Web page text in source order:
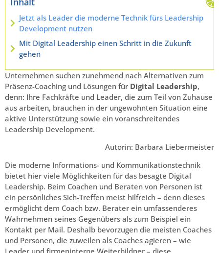
Jetzt als Leader die moderne Technik fürs Leadership
Development nutzen
Mit Digital Leadership einen Schritt in die Zukunft
gehen
Unternehmen suchen zunehmend nach Alternativen zum
Präsenz-Coaching und Lösungen für Digital Leadership,
denn: Ihre Fachkräfte und Leader, die zum Teil von Zuhause
aus arbeiten, brauchen in der ungewohnten Situation eine
aktive Unterstützung sowie ein voranschreitendes
Leadership Development.
Autorin: Barbara Liebermeister
Die moderne Informations- und Kommunikationstechnik
bietet hier viele Möglichkeiten für das besagte Digital
Leadership. Beim Coachen und Beraten von Personen ist
ein persönliches Sich-Treffen meist hilfreich – denn dieses
ermöglicht dem Coach bzw. Berater ein umfassenderes
Wahrnehmen seines Gegenübers als zum Beispiel ein
Kontakt per Mail. Deshalb bevorzugen die meisten Coaches
und Personen, die zuweilen als Coaches agieren – wie
Leader und firmeninterne Weiterbildner – diese